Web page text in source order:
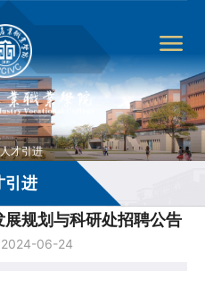
人才引进
引进
规划与科研处招聘公告
2024-06-24